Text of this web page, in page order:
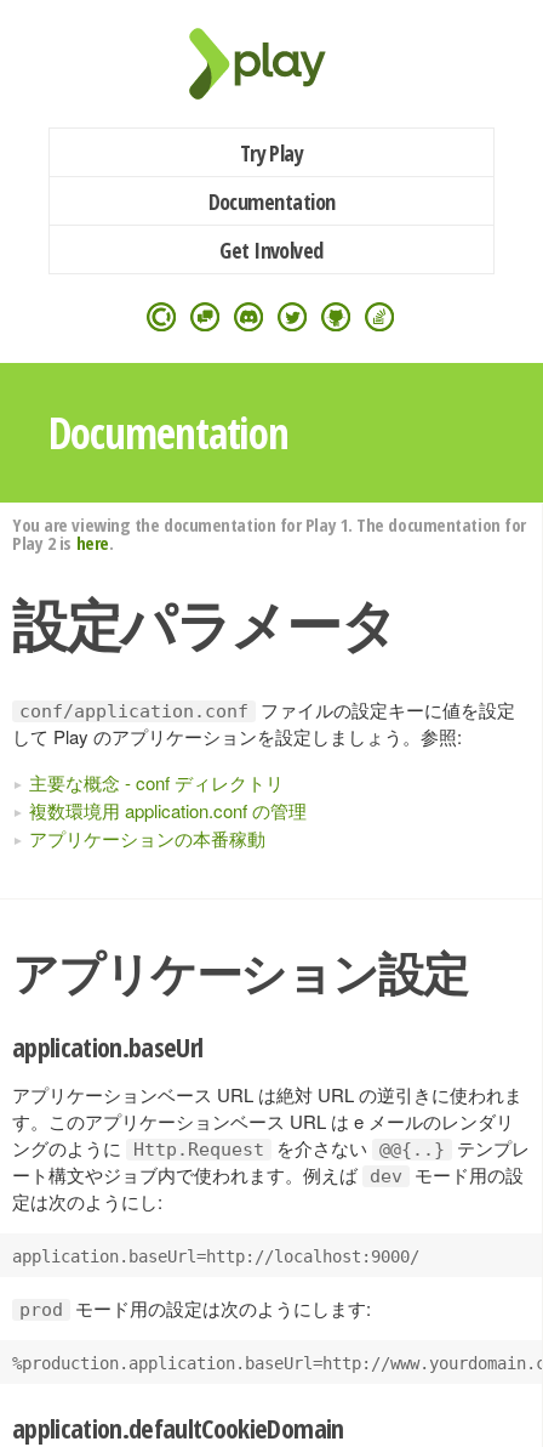
Try Play
Documentation
Get Involved
Documentation
You are viewing the documentation for Play 1. The documentation for
Play 2 is here.
設定パラメータ
conf/application.conf
ファイルの設定キーに値を設定
して Play のアプリケーションを設定しましょう。参照:
主要な概念 - conf ディレクトリ
複数環境用 application.conf の管理
アプリケーションの本番稼動
アプリケーション設定
application.baseUrl
アプリケーションベース URL は絶対 URL の逆引きに使われま
す。このアプリケーションベース URL は e メールのレンダリ
ングのように
Http.Request を介さない @@{..}
テンプレ
ート構文やジョブ内で使われます。例えば dev
モード用の設
定は次のようにし:
prod モード用の設定は次のようにします:
application.defaultCookieDomain